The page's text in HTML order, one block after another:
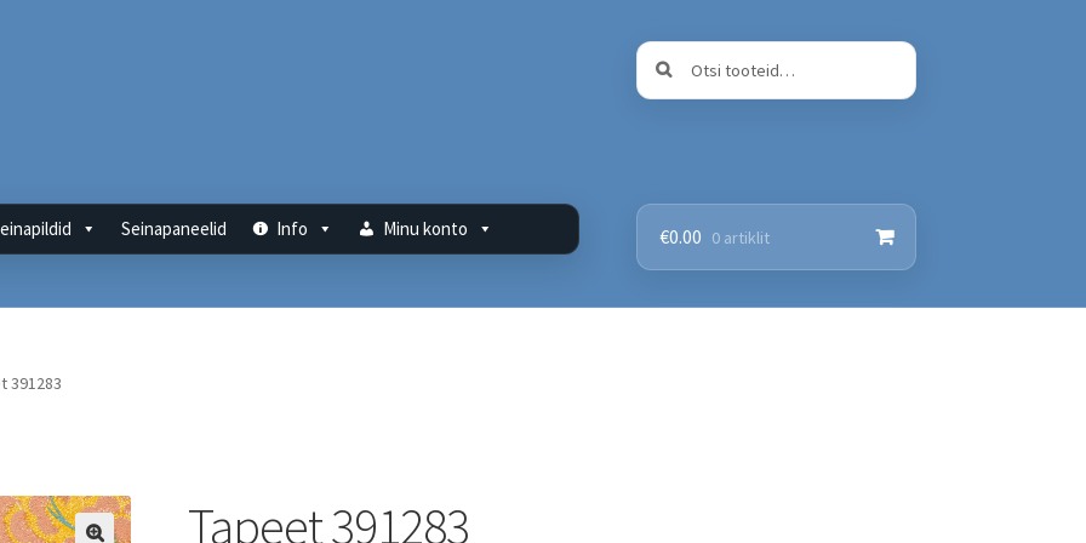
Otsi:
Otsi
Seinapaneelid Info Minu konto €0.00 0 artiklit
391283
Tapeet 391283